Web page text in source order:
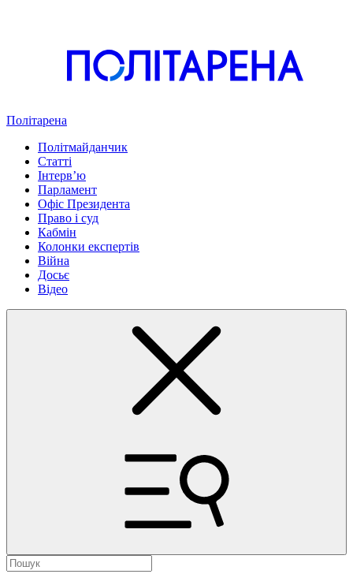
Політарена
Політмайданчик
Статті
Інтервʼю
Парламент
Офіс Президента
Право і суд
Кабмін
Колонки експертів
Війна
Досьє
Відео